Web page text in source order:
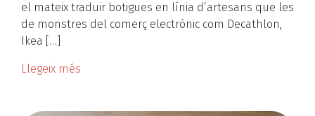
el mateix traduir botigues en línia d’artesans que les
de monstres del comerç electrònic com Decathlon,
Ikea […]
Llegeix més